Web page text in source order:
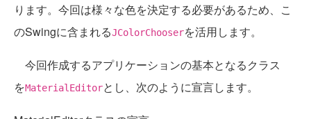
ります。今回は様々な色を決定する必要があるため、こ
のSwingに含まれるJColorChooserを活用します。
今回作成するアプリケーションの基本となるクラス
をMaterialEditorとし、次のように宣言します。